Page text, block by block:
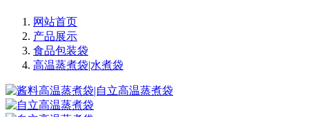
网站首页
产品展示
食品包装袋
高温蒸煮袋|水煮袋